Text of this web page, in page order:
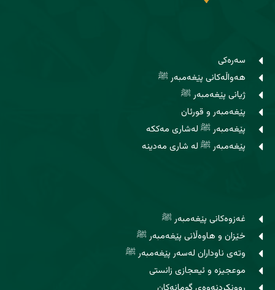
سەرەکی
هەواڵەکانی پێغەمبەر ﷺ
ژیانی پێغەمبەر ﷺ
پێغەمبەر و قورئان
پێغەمبەر ﷺ لەشاری مەککە
پێغەمبەر ﷺ لە شاری مەدینە
غەزوەکانی پێغەمبەر ﷺ
خێزان و هاوه‌ڵانی پێغەمبەر ﷺ
وتەی ناوداران لەسەر پێغەمبەر ﷺ
موعجیزە و ئیعجازی زانستی